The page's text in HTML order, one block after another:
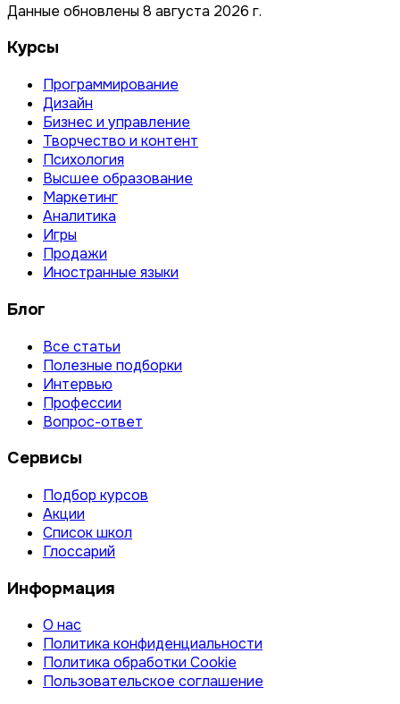
Данные обновлены 8 августа 2026 г.
Курсы
Программирование
Дизайн
Бизнес и управление
Творчество и контент
Психология
Высшее образование
Маркетинг
Аналитика
Игры
Продажи
Иностранные языки
Блог
Все статьи
Полезные подборки
Интервью
Профессии
Вопрос-ответ
Сервисы
Подбор курсов
Акции
Список школ
Глоссарий
Информация
О нас
Политика конфиденциальности
Политика обработки Cookie
Пользовательское соглашение